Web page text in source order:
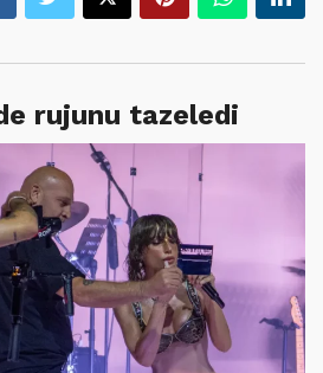
rujunu tazeledi